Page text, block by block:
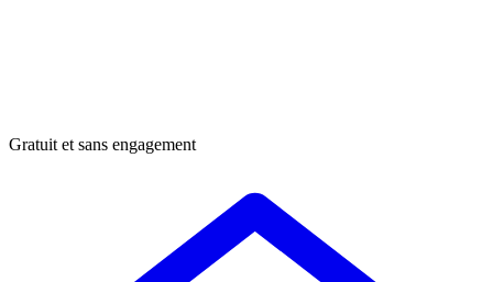
Gratuit et sans engagement